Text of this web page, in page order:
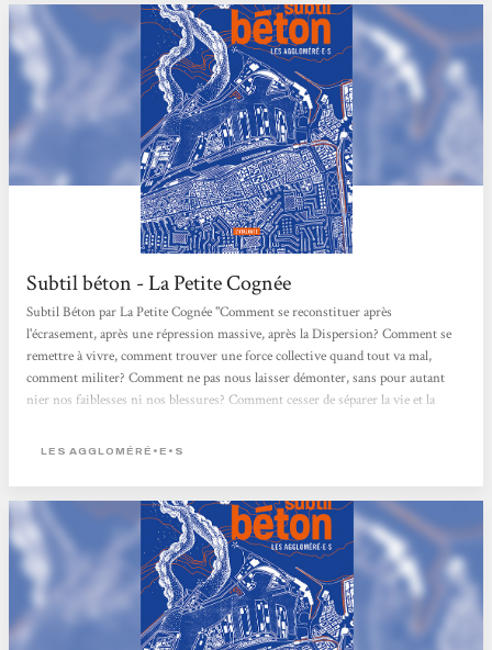
Subtil béton - La Petite Cognée
Subtil Béton par La Petite Cognée "Comment se reconstituer après
l'écrasement, après une répression massive, après la Dispersion? Comment se
remettre à vivre, comment trouver une force collective quand tout va mal,
comment militer? Comment ne pas nous laisser démonter, sans pour autant
nier nos faiblesses ni nos blessures? Comment cesser de séparer la vie et la
avec ces questionnements qu'un collectif féministe a écrit cette histoire, un
LES AGGLOMÉRÉ•E•S